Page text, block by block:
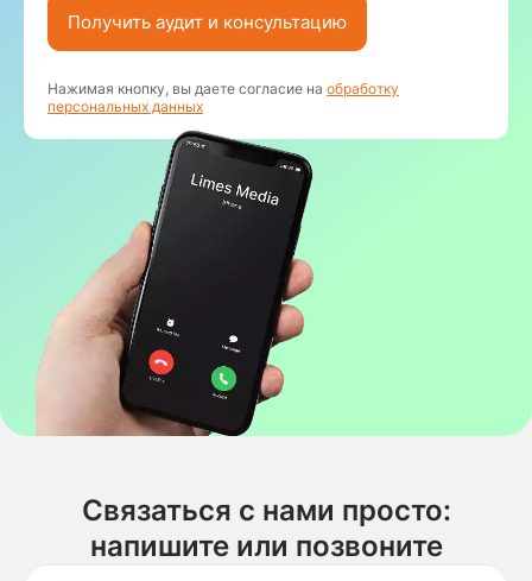
Получить аудит и консультацию
Нажимая кнопку, вы даете согласие на обработку
персональных данных
Связаться с нами просто:
напишите или позвоните